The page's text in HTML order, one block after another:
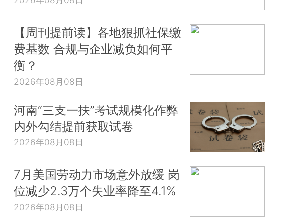
【周刊提前读】各地狠抓社保缴
费基数 合规与企业减负如何平
衡？
2026年08月08日
河南“三支一扶”考试规模化作弊
内外勾结提前获取试卷
2026年08月08日
7月美国劳动力市场意外放缓 岗
位减少2.3万个失业率降至4.1%
2026年08月08日